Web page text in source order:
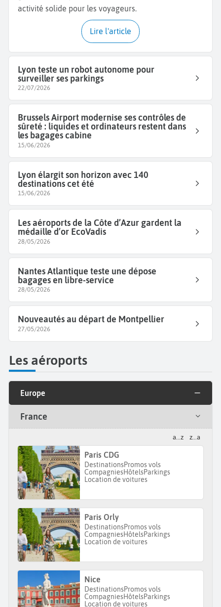
activité solide pour les voyageurs.
Lire l'article
Lyon teste un robot autonome pour
surveiller ses parkings
22/07/2026
Brussels Airport modernise ses contrôles de
sûreté : liquides et ordinateurs restent dans
les bagages cabine
15/06/2026
Lyon élargit son horizon avec 140
destinations cet été
15/06/2026
Les aéroports de la Côte d’Azur gardent la
médaille d’or EcoVadis
28/05/2026
Nantes Atlantique teste une dépose
bagages en libre-service
28/05/2026
Nouveautés au départ de Montpellier
27/05/2026
Les aéroports
Europe
France
a...z z...a
Paris CDG
DestinationsPromos vols
CompagniesHôtelsParkings
Location de voitures
Paris Orly
DestinationsPromos vols
CompagniesHôtelsParkings
Location de voitures
Nice
DestinationsPromos vols
CompagniesHôtelsParkings
Location de voitures